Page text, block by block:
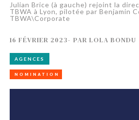
Julian Brice (à gauche) rejoint la
TBWA à Lyon, pilotée par Benjamin
TBWA\Corporate
16 FÉVRIER 2023- PAR LOLA BONDU
AGENCES
NOMINATION